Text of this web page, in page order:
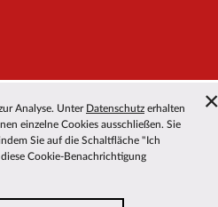
Barrierefreiheit
Analyse. Unter Datenschutz erhalten
einzelne Cookies ausschließen. Sie
Sie auf die Schaltfläche "Ich
Cookie-Benachrichtigung